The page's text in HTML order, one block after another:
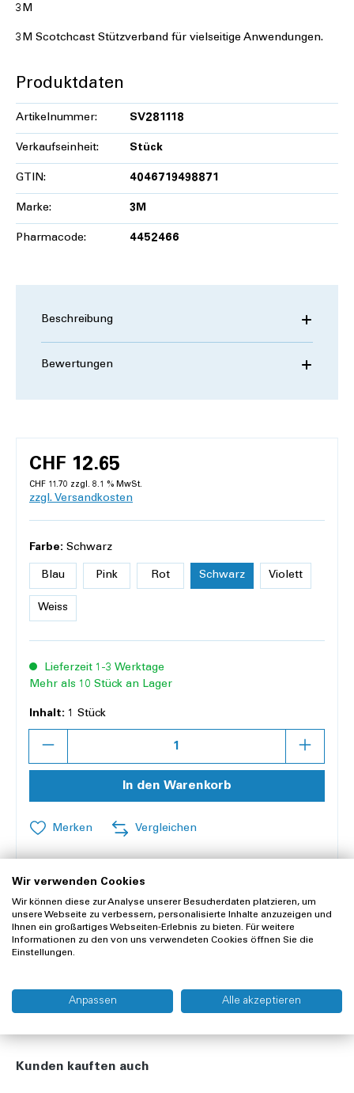
3M
3M Scotchcast Stützverband für vielseitige Anwendungen.
Produktdaten
Artikelnummer: SV281118
Verkaufseinheit: Stück
GTIN: 4046719498871
Marke: 3M
Pharmacode: 4452466
Beschreibung
Bewertungen
CHF 12.65
CHF 11.70 zzgl. 8.1 % MwSt.
zzgl. Versandkosten
Farbe: Schwarz
Blau Pink Rot Schwarz Violett
Weiss
Lieferzeit 1-3 Werktage
Mehr als 10 Stück an Lager
Inhalt: 1 Stück
In den Warenkorb
Merken Vergleichen
Offerte anfragen
Lieferung und Rücksendung
Widerrufsrecht
Kunden kauften auch
Wir verwenden Cookies
Wir können diese zur Analyse unserer Besucherdaten platzieren, um
unsere Webseite zu verbessern, personalisierte Inhalte anzuzeigen und
Ihnen ein großartiges Webseiten-Erlebnis zu bieten. Für weitere
Informationen zu den von uns verwendeten Cookies öffnen Sie die
Einstellungen.
Anpassen Alle akzeptieren